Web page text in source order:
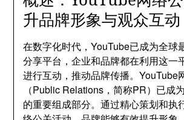
升品牌形象与观众互动
在数字化时代，YouTube已成为全球
分享平台，企业和品牌都在利用这一
进行互动，推动品牌传播。YouTube
（Public Relations，简称PR）已成
的重要组成部分。通过精心策划和执